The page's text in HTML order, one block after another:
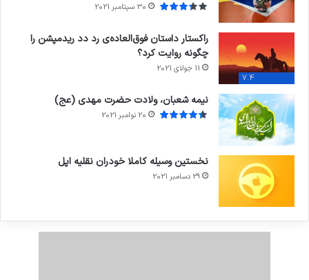
30 سپتامبر 2021
7.4
راکستار داستان فوق‌العاده‌ی رد دد ریدمپشن را
چگونه روایت کرد؟
11 جولای 2021
نیمه شعبان، ولادت حضرت مهدی (عج)
20 نوامبر 2021
نخستین وسیله کاملا خودران نقلیه اپل
29 دسامبر 2021